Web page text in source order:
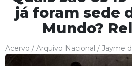
já foram sede
Mundo?
Acervo / Arquivo Nacional / Jayme